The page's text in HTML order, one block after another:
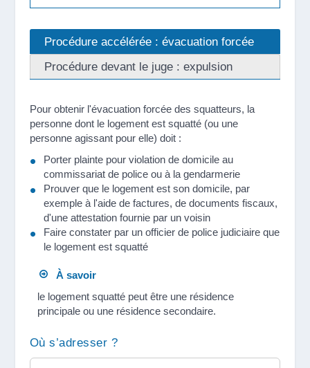
Procédure accélérée : évacuation forcée
Procédure devant le juge : expulsion
Pour obtenir l'évacuation forcée des squatteurs, la
personne dont le logement est squatté (ou une
personne agissant pour elle) doit :
Porter plainte pour violation de domicile au
commissariat de police ou à la gendarmerie
Prouver que le logement est son domicile, par
exemple à l'aide de factures, de documents fiscaux,
d'une attestation fournie par un voisin
Faire constater par un officier de police judiciaire que
le logement est squatté
À savoir
le logement squatté peut être une résidence
principale ou une résidence secondaire.
Où s’adresser ?